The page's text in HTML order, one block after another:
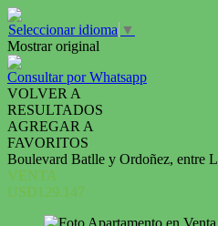
Seleccionar idioma ▼
Mostrar original
Consultar por Whatsapp
VOLVER A
RESULTADOS
AGREGAR A
FAVORITOS
Boulevard Batlle y Ordoñez, entre
VENTA
USD129.147